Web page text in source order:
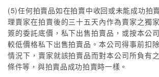
(5)任何拍賣品如在拍賣中收回或未能成功拍
理賣家在拍賣後的三十五天內作為賣家之獨
簽的委託底價，私下出售拍賣品，或按本公
較低價格私下出售拍賣品。本公司得事前扣
情況下，賣家就該拍賣品而對本公司所負有
條件等，與拍賣品成功拍賣時一樣。